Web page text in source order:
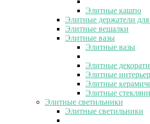
Элитные кашпо
Элитные держатели
Элитные вешалки
Элитные вазы
Элитные вазы
Элитные
Элитные
Элитные
Элитные
Элитные светильники
Элитные светильники